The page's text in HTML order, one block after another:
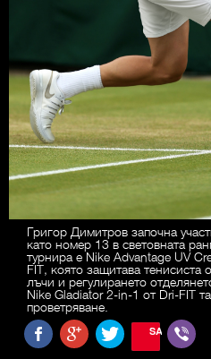
Григор Димитров започна
като номер 13 в световната
турнира е Nike Advantage UV
FIT, която защитава тенисиста
лъчи и регулирането
Nike Gladiator 2-in-1 от Dri-FIT
проветряване.
SAVE